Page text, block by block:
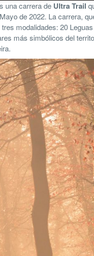
una carrera de Ultra Trail
de 2022. La carrera,
modalidades: 20
más simbólicos del